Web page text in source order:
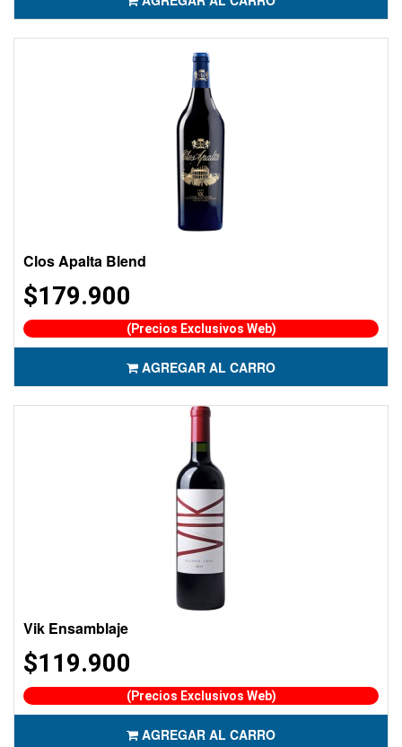
Clos Apalta Blend
$179.900
(Precios Exclusivos Web)
AGREGAR AL CARRO
Vik Ensamblaje
$119.900
(Precios Exclusivos Web)
AGREGAR AL CARRO